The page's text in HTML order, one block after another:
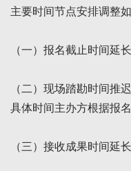
主要时间节点安排调整如
（一）报名截止时间延
（二）现场踏勘时间推
具体时间主办方根据报
（三）接收成果时间延